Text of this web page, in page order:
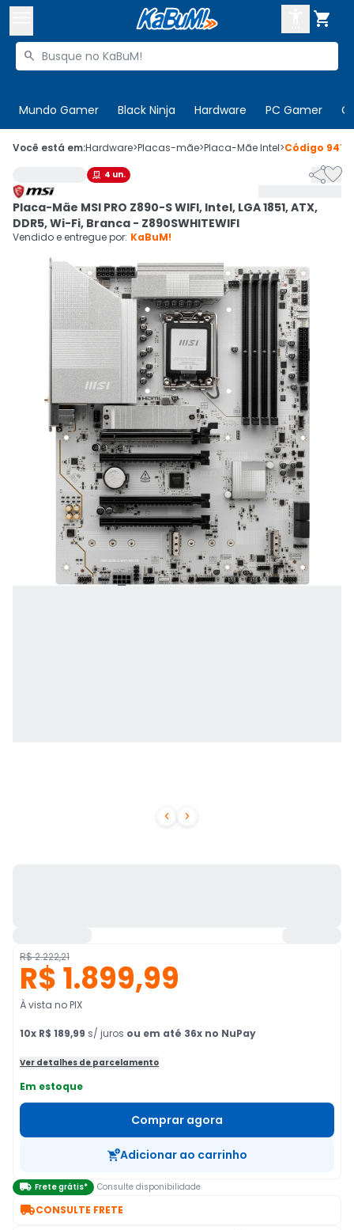

Buscar produtos

Mundo Gamer Black Ninja Hardware PC Gamer
 Olá. Acesse sua conta
 Departamentos
Cupons
Ativar tradutor em libras
CADASTRE-SE
Você está em:Hardware>Placas-mãe>Placa-Mãe Intel>Código
 
 4 un. 
Placa-Mãe MSI PRO Z890-S WIFI, Intel, LGA 1851, ATX,
DDR5, Wi-Fi, Branca - Z890SWHITEWIFI
Vendido e entregue por: KaBuM!
R$ 2.222,21
R$ 1.899,99
À vista no PIX
10x R$ 189,99 s/ juros ou em até 36x no NuPay
Ver detalhes de parcelamento
Em estoque
Comprar agora
Adicionar ao carrinho
 Frete grátis* Consulte disponibilidade
CONSULTE FRETE